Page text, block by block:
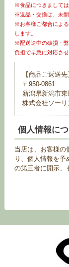
※食品につきましては
※返品・交換は、未開
※お客様ご都合によ
します。
※配送途中の破損・
負担で早急に対応させ
【商品ご返送先
〒950-0861
新潟県新潟市
株式会社ソーリ
個人情報に
当店は、お客様の
り、個人情報を予
の第三者に開示、